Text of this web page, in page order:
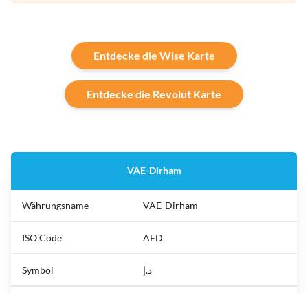
Entdecke die Wise Karte
Entdecke die Revolut Karte
VAE-Dirham
Währungsname VAE-Dirham
ISO Code AED
Symbol د.إ